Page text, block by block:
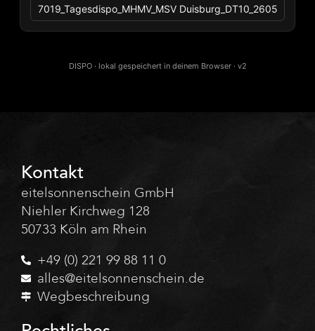
DISPO · lokal gespeichert in deinem Browser · v2
Kontakt
eitelsonnenschein GmbH
Niehler Kirchweg 128
50733 Köln am Rhein
+49 (0) 221 99 88 11 0
alles@eitelsonnenschein.de
Wegbeschreibung